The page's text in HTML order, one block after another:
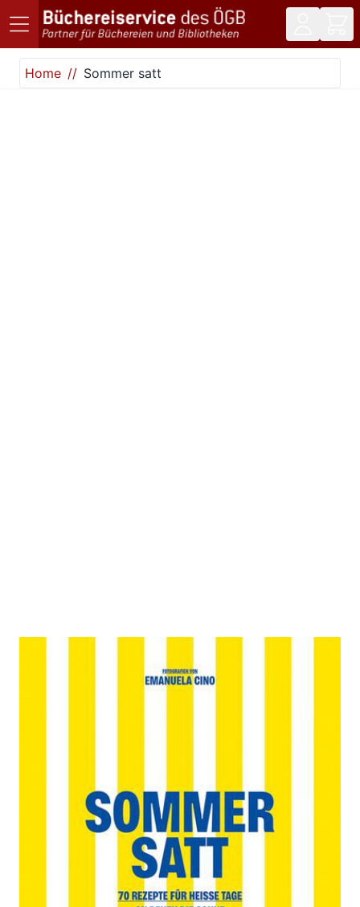
Direkt zum Inhalt
Home
Sommer satt
richtig runterbrennt. Leichte Sommerküche mit
schnellen Rezepten, frischen Salaten, Grillideen &
erfrischenden Gerichten für warme Tage
Emanuela Cino